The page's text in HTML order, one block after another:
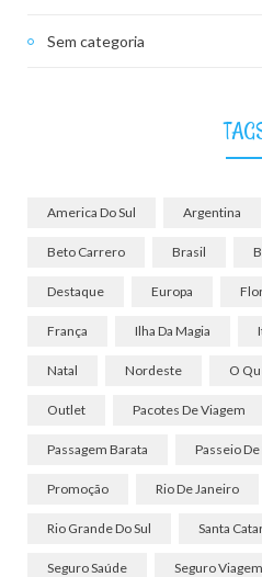
Sem categoria
America Do Sul Argentina
Beto Carrero Brasil
Destaque Europa
França Ilha Da Magia
Natal Nordeste O
Outlet Pacotes De Viagem
Passagem Barata Passeio
Promoção Rio De Janeiro
Rio Grande Do Sul Santa
Seguro Saúde Seguro Viagem